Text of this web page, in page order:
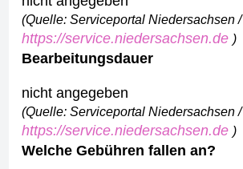
(Quelle: Serviceportal Niedersachsen /
https://service.niedersachsen.de )
Bearbeitungsdauer
nicht angegeben
(Quelle: Serviceportal Niedersachsen /
https://service.niedersachsen.de )
Welche Gebühren fallen an?